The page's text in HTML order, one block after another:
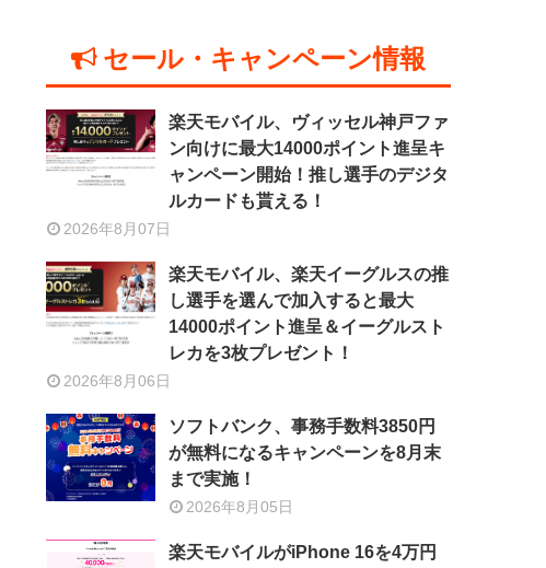
セール・キャンペーン情報
楽天モバイル、ヴィッセル神戸ファ
ン向けに最大14000ポイント進呈キ
ャンペーン開始！推し選手のデジタ
ルカードも貰える！
2026年8月07日
楽天モバイル、楽天イーグルスの推
し選手を選んで加入すると最大
14000ポイント進呈＆イーグルスト
レカを3枚プレゼント！
2026年8月06日
ソフトバンク、事務手数料3850円
が無料になるキャンペーンを8月末
まで実施！
2026年8月05日
楽天モバイルがiPhone 16を4万円